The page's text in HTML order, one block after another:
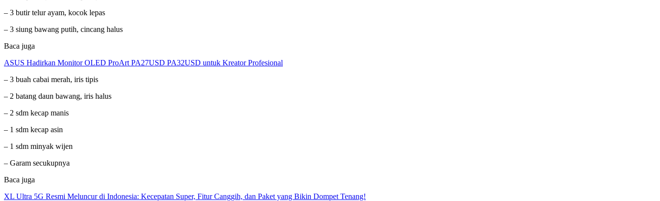
– 3 butir telur ayam, kocok lepas
– 3 siung bawang putih, cincang halus
Baca juga
ASUS Hadirkan Monitor OLED ProArt PA27USD PA32USD untuk Kreator Profesional
– 3 buah cabai merah, iris tipis
– 2 batang daun bawang, iris halus
– 2 sdm kecap manis
– 1 sdm kecap asin
– 1 sdm minyak wijen
– Garam secukupnya
Baca juga
XL Ultra 5G Resmi Meluncur di Indonesia: Kecepatan Super, Fitur Canggih, dan Paket yang Bikin Dompet Tenang!